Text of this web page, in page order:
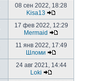
08 сен 2022, 18:28
Kisa13
17 фев 2022, 12:29
Mermaid
11 янв 2022, 17:49
Шломи
24 авг 2021, 14:44
Loki